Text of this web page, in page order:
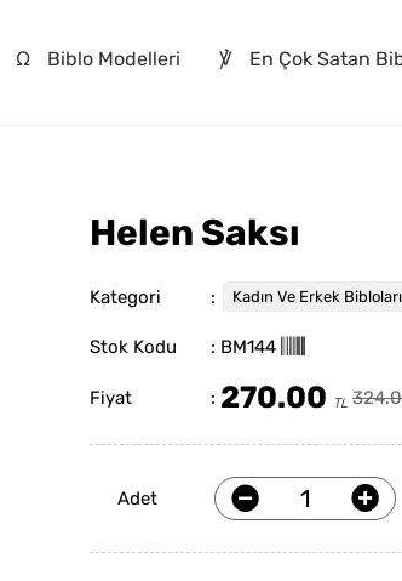
Ω Biblo Modelleri ℣ En Çok Satan
Helen Saksı
Kategori : Kadın Ve Erkek Bibloları
Stok Kodu : BM144
Fiyat : 270.00 TL
Adet